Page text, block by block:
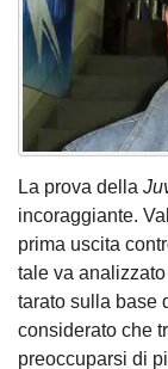
La prova della
incoraggiante.
prima uscita
tale va
tarato sulla base
considerato che
preoccuparsi di